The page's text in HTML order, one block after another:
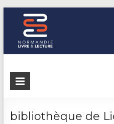
Normandie
L'agence de coopération des
bibliothèque de